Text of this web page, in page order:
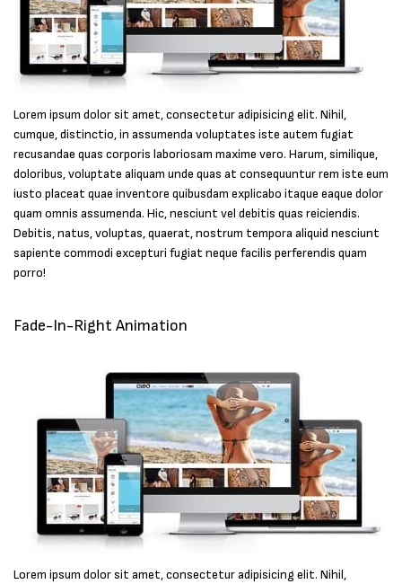
Lorem ipsum dolor sit amet, consectetur adipisicing elit. Nihil,
cumque, distinctio, in assumenda voluptates iste autem fugiat
recusandae quas corporis laboriosam maxime vero. Harum, similique,
doloribus, voluptate aliquam unde quas at consequuntur rem iste eum
iusto placeat quae inventore quibusdam explicabo itaque eaque dolor
quam omnis assumenda. Hic, nesciunt vel debitis quas reiciendis.
Debitis, natus, voluptas, quaerat, nostrum tempora aliquid nesciunt
sapiente commodi excepturi fugiat neque facilis perferendis quam
porro!
Fade-In-Right Animation
Lorem ipsum dolor sit amet, consectetur adipisicing elit. Nihil,